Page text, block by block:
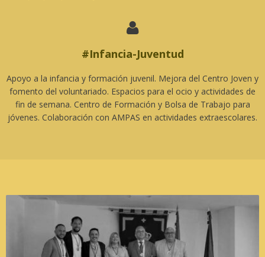

#Infancia-Juventud
Apoyo a la infancia y formación juvenil. Mejora del Centro Joven y
fomento del voluntariado. Espacios para el ocio y actividades de
fin de semana. Centro de Formación y Bolsa de Trabajo para
jóvenes. Colaboración con AMPAS en actividades extraescolares.